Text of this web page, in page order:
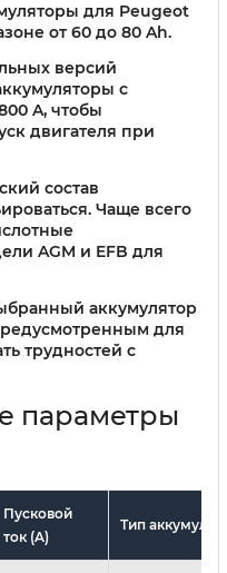
для Peugeot
от 60 до 80 Ah.
версий
с
A, чтобы
двигателя при
состав
Чаще всего
AGM и EFB для
аккумулятор
для
трудностей с
параметры
Пусковой
ток (A)
Тип